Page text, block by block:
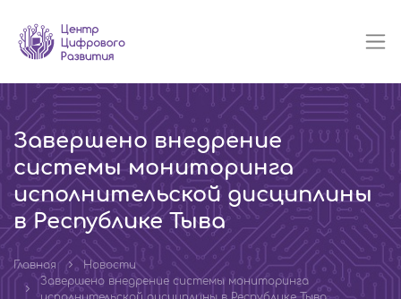
Завершено внедрение
системы мониторинга
исполнительской дисциплины
в Республике Тыва
Главная
Новости
Завершено внедрение системы мониторинга